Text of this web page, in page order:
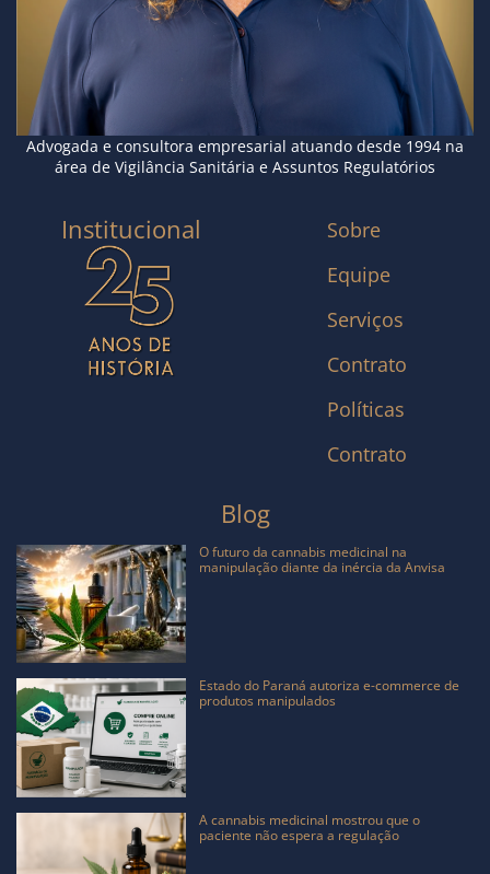
Advogada e consultora empresarial atuando desde 1994 na
área de Vigilância Sanitária e Assuntos Regulatórios
Institucional
Sobre
Equipe
Serviços
Contrato
Políticas
Contrato
Blog
O futuro da cannabis medicinal na
manipulação diante da inércia da Anvisa
Estado do Paraná autoriza e-commerce de
produtos manipulados
A cannabis medicinal mostrou que o
paciente não espera a regulação